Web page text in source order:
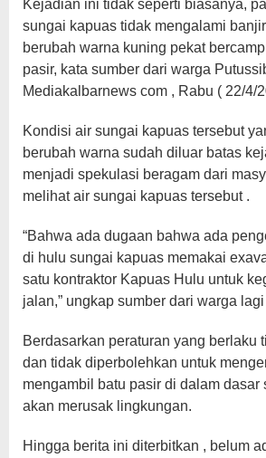
Kejadian ini tidak seperti biasanya,
sungai kapuas tidak mengalami
berubah warna kuning pekat
pasir, kata sumber dari warga
Mediakalbarnews com , Rabu ( 22/4/
Kondisi air sungai kapuas tersebut
berubah warna sudah diluar batas
menjadi spekulasi beragam dari
melihat air sungai kapuas tersebut .
“Bahwa ada dugaan bahwa ada
di hulu sungai kapuas memakai
satu kontraktor Kapuas Hulu untuk
jalan,” ungkap sumber dari warga lagi
Berdasarkan peraturan yang berlaku
dan tidak diperbolehkan untuk
mengambil batu pasir di dalam dasar
akan merusak lingkungan.
Hingga berita ini diterbitkan , belum